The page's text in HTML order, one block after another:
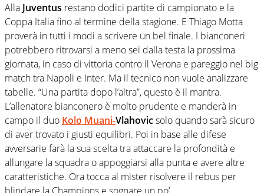
Alla Juventus restano dodici partite di campionato e la
Coppa Italia fino al termine della stagione. E Thiago Motta
proverà in tutti i modi a scrivere un bel finale. I bianconeri
potrebbero ritrovarsi a meno sei dalla testa la prossima
giornata, in caso di vittoria contro il Verona e pareggio nel big
match tra Napoli e Inter. Ma il tecnico non vuole analizzare
tabelle. “Una partita dopo l’altra”, questo è il mantra.
L’allenatore bianconero è molto prudente e manderà in
campo il duo Kolo Muani-Vlahovicsolo quando sarà sicuro
di aver trovato i giusti equilibri. Poi in base alle difese
avversarie farà la sua scelta tra attaccare la profondità e
allungare la squadra o appoggiarsi alla punta e avere altre
caratteristiche. Ora tocca al mister risolvere il rebus per